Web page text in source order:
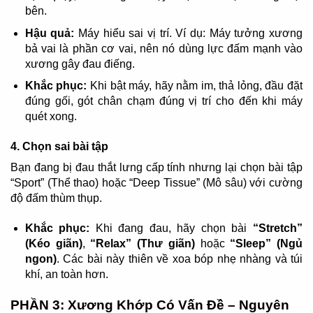
bên.
Hậu quả: Máy hiểu sai vị trí. Ví dụ: Máy tưởng xương
bả vai là phần cơ vai, nên nó dùng lực đấm mạnh vào
xương gây đau điếng.
Khắc phục: Khi bật máy, hãy nằm im, thả lỏng, đầu đặt
đúng gối, gót chân chạm đúng vị trí cho đến khi máy
quét xong.
4. Chọn sai bài tập
Bạn đang bị đau thắt lưng cấp tính nhưng lại chọn bài tập
“Sport” (Thể thao) hoặc “Deep Tissue” (Mô sâu) với cường
độ đấm thùm thụp.
Khắc phục: Khi đang đau, hãy chọn bài “Stretch”
(Kéo giãn), “Relax” (Thư giãn)hoặc “Sleep” (Ngủ
ngon). Các bài này thiên về xoa bóp nhẹ nhàng và túi
khí, an toàn hơn.
PHẦN 3: Xương Khớp Có Vấn Đề – Nguyên